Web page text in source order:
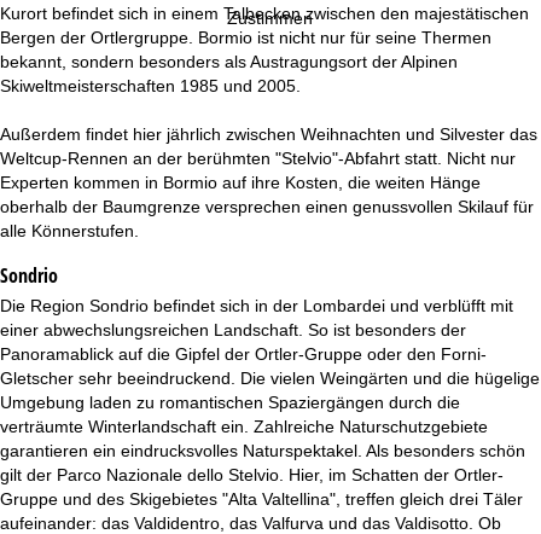
Zustimmen
e
i
t
e
Kurort befindet sich in einem Talbecken zwischen den majestätischen
Bergen der Ortlergruppe. Bormio ist nicht nur für seine Thermen
bekannt, sondern besonders als Austragungsort der Alpinen
Skiweltmeisterschaften 1985 und 2005.
Außerdem findet hier jährlich zwischen Weihnachten und Silvester das
Weltcup-Rennen an der berühmten "Stelvio"-Abfahrt statt. Nicht nur
Experten kommen in Bormio auf ihre Kosten, die weiten Hänge
oberhalb der Baumgrenze versprechen einen genussvollen Skilauf für
alle Könnerstufen.
Sondrio
Die Region Sondrio befindet sich in der Lombardei und verblüfft mit
einer abwechslungsreichen Landschaft. So ist besonders der
Panoramablick auf die Gipfel der Ortler-Gruppe oder den Forni-
Gletscher sehr beeindruckend. Die vielen Weingärten und die hügelige
Umgebung laden zu romantischen Spaziergängen durch die
verträumte Winterlandschaft ein. Zahlreiche Naturschutzgebiete
garantieren ein eindrucksvolles Naturspektakel. Als besonders schön
gilt der Parco Nazionale dello Stelvio. Hier, im Schatten der Ortler-
Gruppe und des Skigebietes "Alta Valtellina", treffen gleich drei Täler
aufeinander: das Valdidentro, das Valfurva und das Valdisotto. Ob